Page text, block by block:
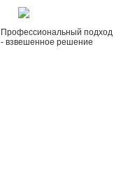
Профессиональный подход
- взвешенное решение